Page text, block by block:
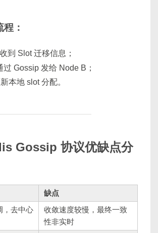
：
到 Slot 迁移信息；
过 Gossip 发给 Node B；
本地 slot 分配。
Gossip 协议优缺点分
缺点
，去中心
收敛速度较慢，最终一致
性非实时